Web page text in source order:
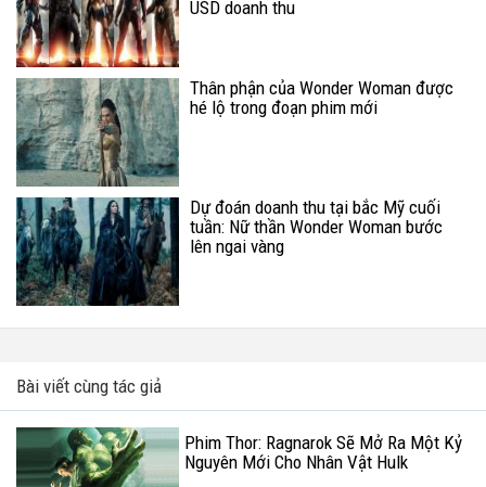
USD doanh thu
Thân phận của Wonder Woman được
hé lộ trong đoạn phim mới
Dự đoán doanh thu tại bắc Mỹ cuối
tuần: Nữ thần Wonder Woman bước
lên ngai vàng
Bài viết cùng tác giả
Phim Thor: Ragnarok Sẽ Mở Ra Một Kỷ
Nguyên Mới Cho Nhân Vật Hulk